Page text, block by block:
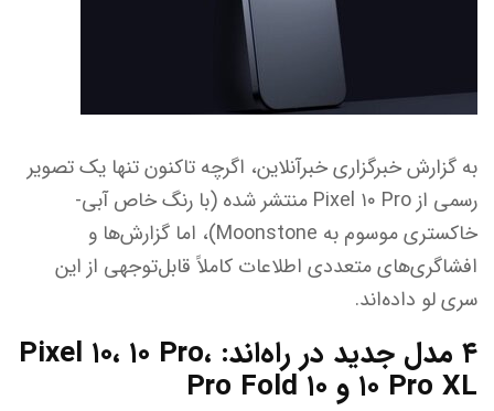
به گزارش خبرگزاری خبرآنلاین، اگرچه تاکنون تنها یک تصویر
رسمی از Pixel ۱۰ Pro منتشر شده (با رنگ خاص آبی-
خاکستری موسوم به Moonstone)، اما گزارش‌ها و
افشاگری‌های متعددی اطلاعات کاملاً قابل‌توجهی از این
سری لو داده‌اند.
۴ مدل جدید در راه‌اند: Pixel ۱۰، ۱۰ Pro،
۱۰ Pro XL و ۱۰ Pro Fold